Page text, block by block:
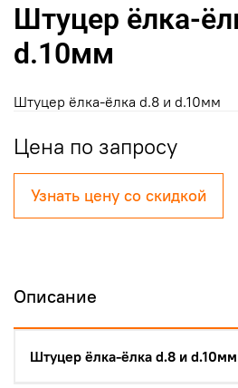
Штуцер ёлка-
d.10мм
Цена по запросу
Узнать цену со скидкой
Штуцер ёлка-ёлка d.8 и d.10мм
Описание
Штуцер ёлка-ёлка d.8 и d.10мм